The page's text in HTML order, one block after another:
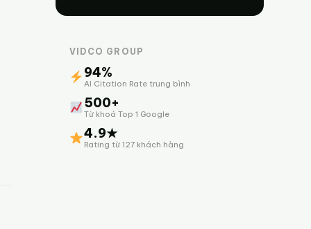
VIDCO GROUP
94%
AI Citation Rate trung bình
500+
Từ khoá Top 1 Google
4.9★
Rating từ 127 khách hàng